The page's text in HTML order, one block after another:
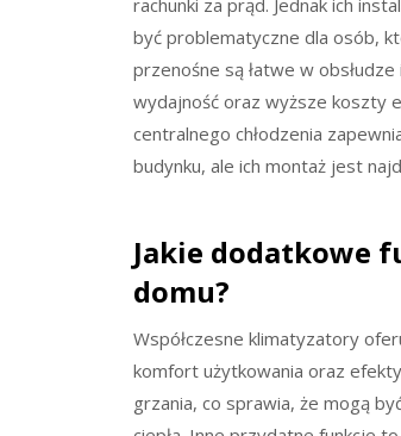
być problematyczne dla osób,
przenośne są łatwe w
wydajność oraz wyższe koszty
centralnego chłodzenia
budynku, ale ich montaż jest
Jakie dodatkowe
domu?
Współczesne klimatyzatory
komfort użytkowania oraz
grzania, co sprawia, że mogą